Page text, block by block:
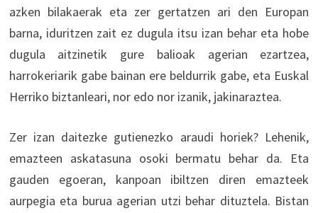
azken bilakaerak eta zer gertatzen ari den Europan
barna, iduritzen zait ez dugula itsu izan behar eta hobe
dugula aitzinetik gure balioak agerian ezartzea,
harrokeriarik gabe bainan ere beldurrik gabe, eta Euskal
Herriko biztanleari, nor edo nor izanik, jakinaraztea.
Zer izan daitezke gutienezko araudi horiek? Lehenik,
emazteen askatasuna osoki bermatu behar da. Eta
gauden egoeran, kanpoan ibiltzen diren emazteek
aurpegia eta burua agerian utzi behar dituztela. Bistan